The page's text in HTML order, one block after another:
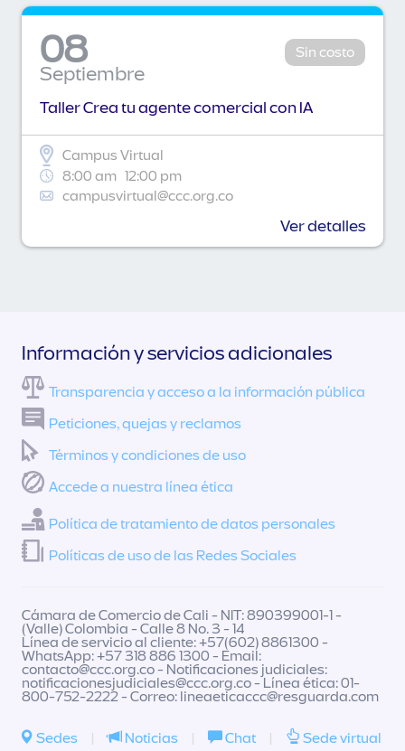
08
Septiembre
Sin costo
Taller Crea tu agente comercial con IA
Campus Virtual
8:00 am 12:00 pm
campusvirtual@ccc.org.co
Ver detalles
Información y servicios adicionales
Transparencia y acceso a la información pública
Peticiones, quejas y reclamos
Términos y condiciones de uso
Accede a nuestra línea ética
Política de tratamiento de datos personales
Políticas de uso de las Redes Sociales
Cámara de Comercio de Cali - NIT: 890399001-1 -
(Valle) Colombia - Calle 8 No. 3 - 14
Línea de servicio al cliente: +57(602) 8861300 -
WhatsApp: +57 318 886 1300 - Email:
contacto@ccc.org.co- Notificaciones judiciales:
notificacionesjudiciales@ccc.org.co- Línea ética: 01-
800-752-2222 - Correo: lineaeticaccc@resguarda.com
Sedes | Noticias | Chat | Sede virtual